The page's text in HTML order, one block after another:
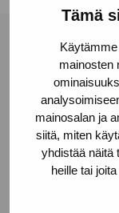
Tämä
mainosten
mainosalan ja
siitä, miten
yhdistää näitä
heille tai
Gustav Wasas
10600 Ekenäs
+358 (0)50 371